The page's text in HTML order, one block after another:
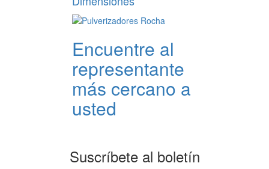
Encuentre al
representante
más cercano a
usted
Suscríbete al boletín